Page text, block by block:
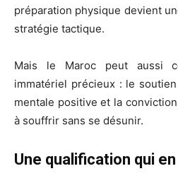
préparation physique devient
stratégie tactique.
Mais le Maroc peut aussi
immatériel précieux : le
mentale positive et la
à souffrir sans se désunir.
Une qualification qui